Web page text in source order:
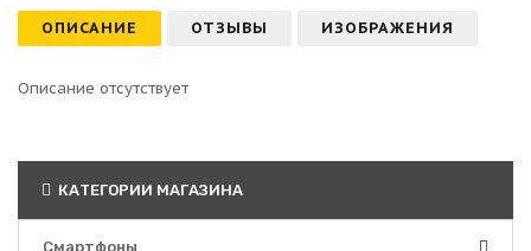
ОПИСАНИЕ ОТЗЫВЫ ИЗОБРАЖЕНИЯ
Описание отсутствует
КАТЕГОРИИ МАГАЗИНА
Смартфоны